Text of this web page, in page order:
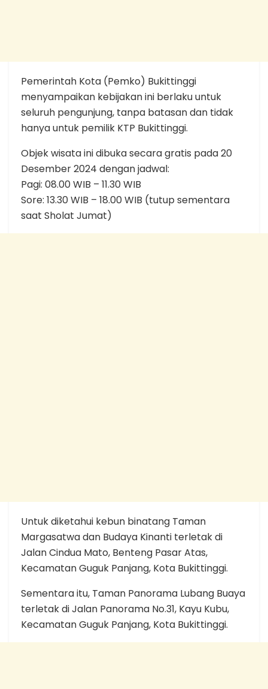
Pemerintah Kota (Pemko) Bukittinggi
menyampaikan kebijakan ini berlaku untuk
seluruh pengunjung, tanpa batasan dan tidak
hanya untuk pemilik KTP Bukittinggi.
Objek wisata ini dibuka secara gratis pada 20
Desember 2024 dengan jadwal:
Pagi: 08.00 WIB – 11.30 WIB
Sore: 13.30 WIB – 18.00 WIB (tutup sementara
saat Sholat Jumat)
Untuk diketahui kebun binatang Taman
Margasatwa dan Budaya Kinanti terletak di
Jalan Cindua Mato, Benteng Pasar Atas,
Kecamatan Guguk Panjang, Kota Bukittinggi.
Sementara itu, Taman Panorama Lubang Buaya
terletak di Jalan Panorama No.31, Kayu Kubu,
Kecamatan Guguk Panjang, Kota Bukittinggi.